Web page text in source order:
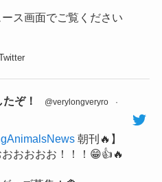
ス画面でご覧ください
ぞ！ @verylongveryro
·
朝刊🔥】
おおおお！！！😁👍🔥